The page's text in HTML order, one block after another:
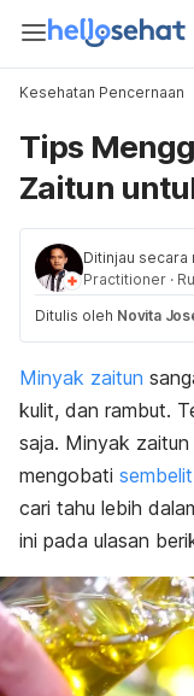
Kesehatan Pencernaan
Tips
Zaitun
Ditinjau secara
Practitioner ·
Ditulis oleh Novita
Minyak zaitun
kulit, dan rambut.
saja. Minyak
mengobati sembelit
cari tahu lebih
ini pada ulasan